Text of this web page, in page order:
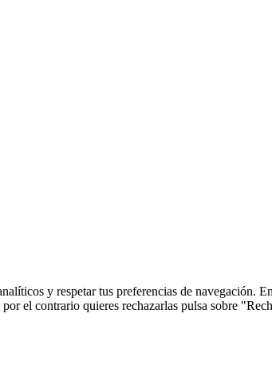
y respetar tus preferencias de navegación.
el contrario quieres rechazarlas pulsa sobre